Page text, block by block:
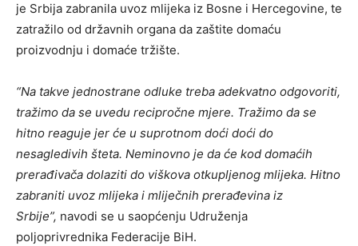
je Srbija zabranila uvoz mlijeka iz Bosne i Hercegovine, te
zatražilo od državnih organa da zaštite domaću
proizvodnju i domaće tržište.
“Na takve jednostrane odluke treba adekvatno odgovoriti,
tražimo da se uvedu recipročne mjere. Tražimo da se
hitno reaguje jer će u suprotnom doći doći do
nesagledivih šteta. Neminovno je da će kod domaćih
prerađivača dolaziti do viškova otkupljenog mlijeka. Hitno
zabraniti uvoz mlijeka i mliječnih prerađevina iz
Srbije”, navodi se u saopćenju Udruženja
poljoprivrednika Federacije BiH.